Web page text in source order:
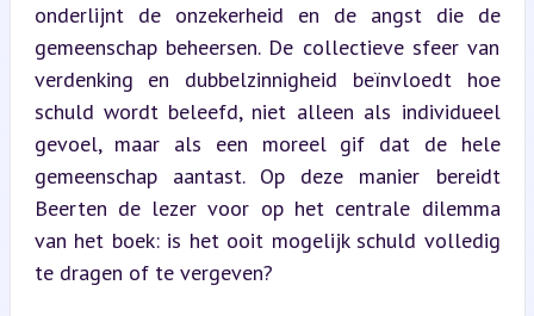
onderlijnt de onzekerheid en de angst die de
gemeenschap beheersen. De collectieve sfeer van
verdenking en dubbelzinnigheid beïnvloedt hoe
schuld wordt beleefd, niet alleen als individueel
gevoel, maar als een moreel gif dat de hele
gemeenschap aantast. Op deze manier bereidt
Beerten de lezer voor op het centrale dilemma
van het boek: is het ooit mogelijk schuld volledig
te dragen of te vergeven?